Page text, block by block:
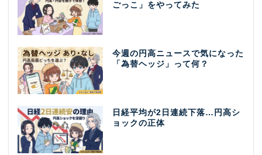
ごっこ」をやってみた
今週の円高ニュースで気になった
「為替ヘッジ」って何？
日経平均が2日連続下落…円高シ
ョックの正体